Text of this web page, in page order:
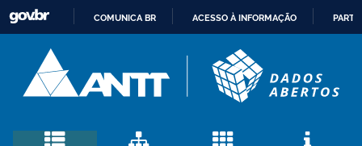
CONTEÚDO
COMUNICA BR ACESSO À INFORMAÇÃO